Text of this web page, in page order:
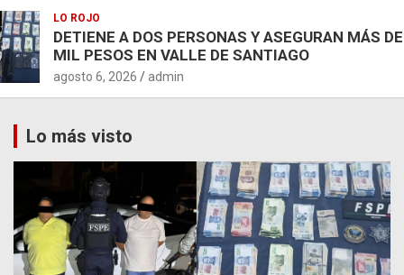
LO ROJO
DETIENE A DOS PERSONAS Y ASEGURAN MÁS
MIL PESOS EN VALLE DE SANTIAGO
agosto 6, 2026 admin
Lo más visto